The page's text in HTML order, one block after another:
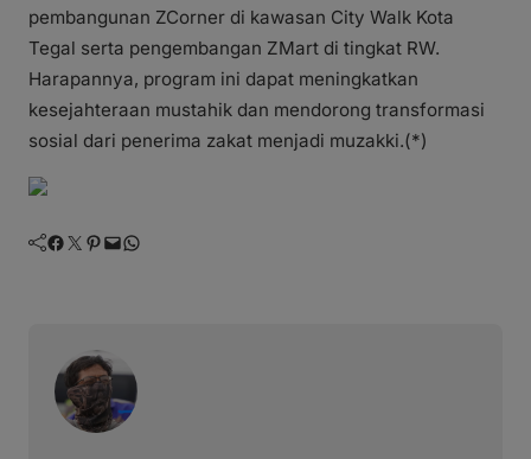
pembangunan ZCorner di kawasan City Walk Kota
Tegal serta pengembangan ZMart di tingkat RW.
Harapannya, program ini dapat meningkatkan
kesejahteraan mustahik dan mendorong transformasi
sosial dari penerima zakat menjadi muzakki.(*)
Facebook Twitter Pinterest Mail WhatsApp